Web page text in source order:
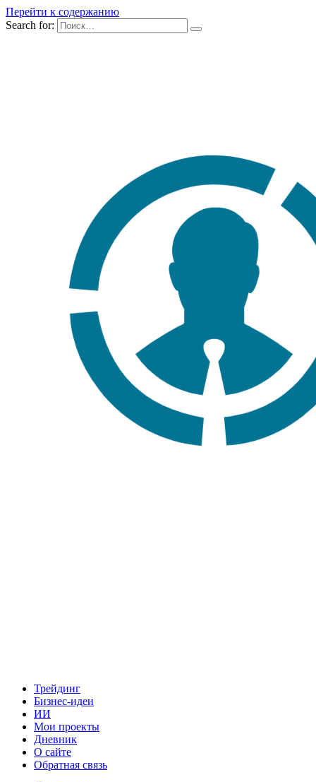
Перейти к содержанию
Search for:
Трейдинг
Бизнес-идеи
ИИ
Мои проекты
Дневник
О сайте
Обратная связь